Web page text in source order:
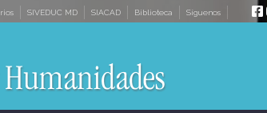
SIVEDUC MD SIACAD Biblioteca Síguenos